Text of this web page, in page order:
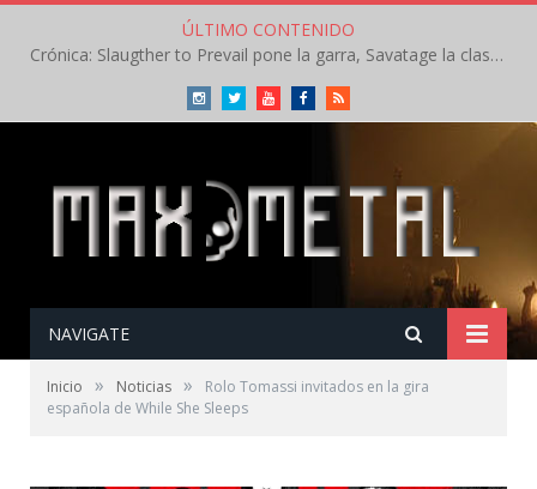
ÚLTIMO CONTENIDO
Crónica: Slaugther to Prevail pone la garra, Savatage la clase en la apertura del Leyendas del Rock – Miércoles – Agosto 2026
InstagramTwitterYoutubeFacebookRSS
NAVIGATE
Inicio » Noticias »
Rolo Tomassi invitados en la gira
española de While She Sleeps